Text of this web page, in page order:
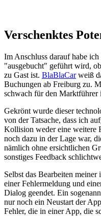
Verschenktes
Im Anschluss darauf habe
"ausgebucht" geführt wird,
zu Gast ist. BlaBlaCarweiß
Buchungen ab Freiburg zu.
schwach für den Marktführer
Gekrönt wurde dieser
von der Tatsache, dass ich
Kollision weder eine weitere
noch dazu in der Lage war,
nämlich ohne ersichtlichen
sonstiges Feedback
Selbst das Bearbeiten
einer Fehlermeldung und
Dialog geendet. Ein
nur noch ein Neustart der
Fehler, die in einer App, die